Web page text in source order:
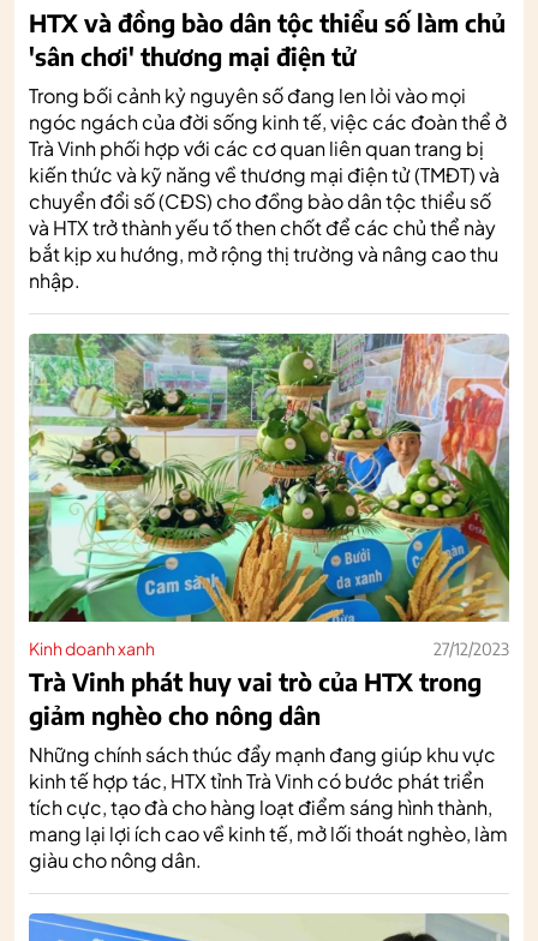
HTX và đồng bào dân tộc thiểu số làm chủ
'sân chơi' thương mại điện tử
Trong bối cảnh kỷ nguyên số đang len lỏi vào mọi
ngóc ngách của đời sống kinh tế, việc các đoàn thể ở
Trà Vinh phối hợp với các cơ quan liên quan trang bị
kiến thức và kỹ năng về thương mại điện tử (TMĐT) và
chuyển đổi số (CĐS) cho đồng bào dân tộc thiểu số
và HTX trở thành yếu tố then chốt để các chủ thể này
bắt kịp xu hướng, mở rộng thị trường và nâng cao thu
nhập.
Kinh doanh xanh 27/12/2023
Trà Vinh phát huy vai trò của HTX trong
giảm nghèo cho nông dân
Những chính sách thúc đẩy mạnh đang giúp khu vực
kinh tế hợp tác, HTX tỉnh Trà Vinh có bước phát triển
tích cực, tạo đà cho hàng loạt điểm sáng hình thành,
mang lại lợi ích cao về kinh tế, mở lối thoát nghèo, làm
giàu cho nông dân.